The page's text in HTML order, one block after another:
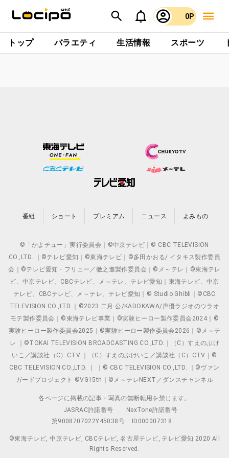
0P
トップ バラエティ 生活情報 スポーツ
番組 ショート プレミアム ニュース よみもの
©「かよチュー」実行委員会｜©中京テレビ｜© CBC TELEVISION
CO.,LTD. ｜©テレビ愛知｜©東海テレビ｜©多田かおる/ イタキス製作委員
会｜©テレビ愛知・フリュー／徹之進製作委員会｜©メ～テレ｜©東海テレ
ビ、中京テレビ、CBCテレビ、メ～テレ、テレビ愛知｜東海テレビ、中京
テレビ、CBCテレビ、メ～テレ、テレビ愛知｜© Studio Ghibli｜©CBC
TELEVISION CO.,LTD.｜©2023 二月 公/KADOKAWA/声優ラジオのウラオ
モテ製作委員会｜©東海テレビ事業｜©実験ヒーロー製作委員会2024｜©
実験ヒーロー製作委員会2025｜©実験ヒーロー製作委員会2026｜©メ～テ
レ ｜©TOKAI TELEVISION BROADCASTING CO.,LTD.｜（C）すえのぶけ
いこ／講談社（C）CTV ｜（C）すえのぶけいこ／講談社（C）CTV｜©
CBC TELEVISION CO.,LTD. ｜ ｜© CBC TELEVISION CO.,LTD. ｜©ヴァン
ガードプロジェクト ©VG15th｜©メ～テレNEXT／ダンスチャンネル
各ページに掲載の記事・写真の無断転用を禁じます。
JASRAC許諾番号
NexTone許諾番号
第9008707022Y45038号
ID000007318
©東海テレビ, 中京テレビ, CBCテレビ, 名古屋テレビ, テレビ愛知 2020 All
Rights Reserved.